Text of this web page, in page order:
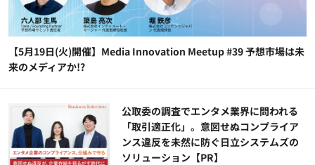
【5月19日(火)開催】Media Innovation Meetup #39 予想市場は未
来のメディアか!?
公​​取委の調査でエンタメ業界に問われる
「取引適正化」。意図せぬコンプライア
ンス違反を未然に防ぐ日立システムズの
ソリューション​【PR】